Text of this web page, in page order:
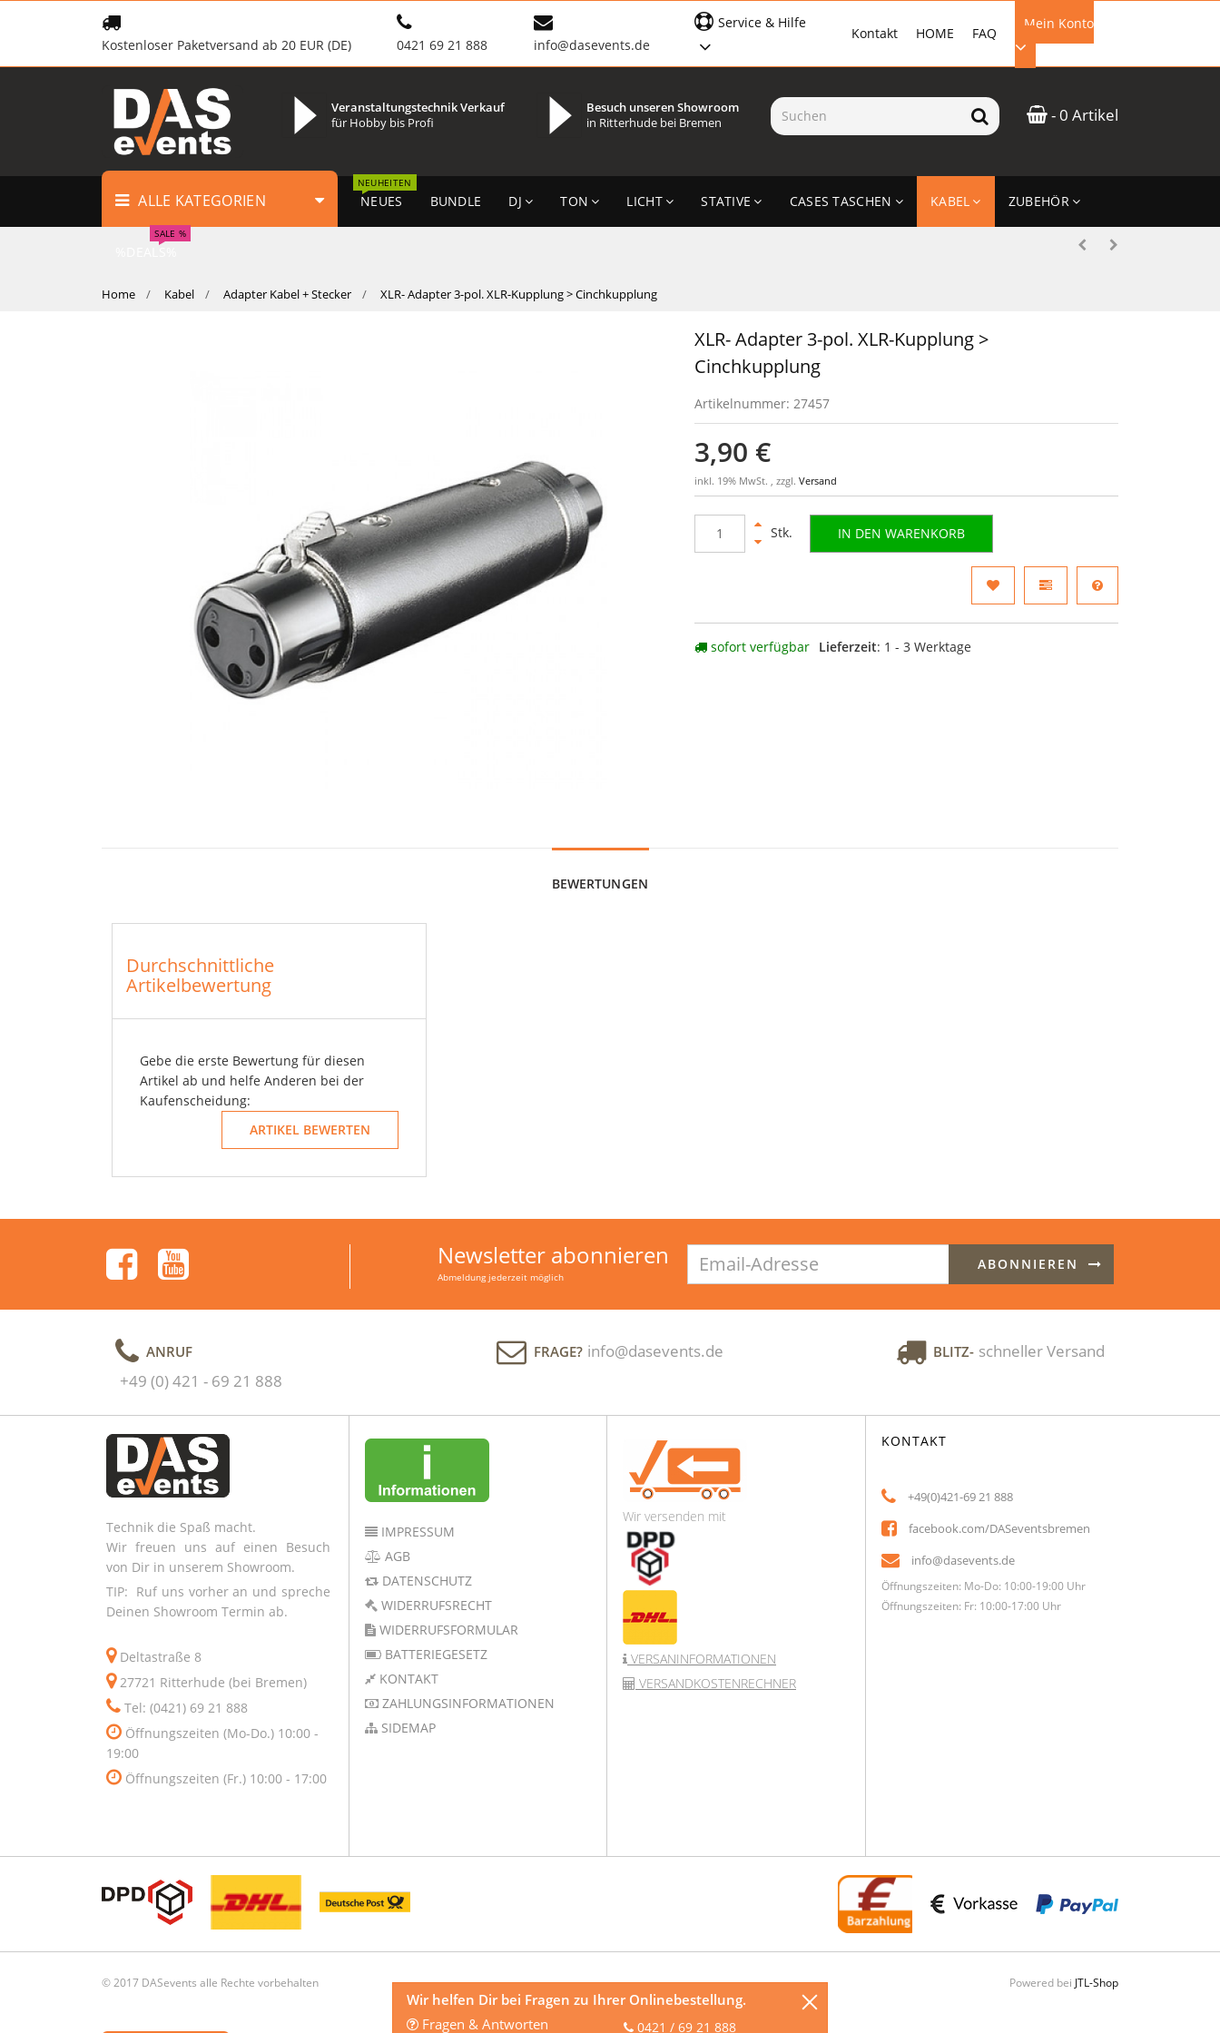
Kostenloser Paketversand ab 20 EUR (DE) 0421 69 21 888 info@dasevents.de
Mein Konto
EMAIL-ADRESSE
ANMELDEN
FAQ
HOME
Kontakt
Service & Hilfe
- 0 Artikel
Veranstaltungstechnik Verkauf
für Hobby bis Profi
Besuch unseren Showroom
in Ritterhude bei Bremen
ALLE KATEGORIEN NEUES
NEUHEITEN
BUNDLE DJ TON LICHT STATIVE CASES TASCHEN KABEL ZUBEHÖR
SALE %
Home Kabel Adapter Kabel + Stecker XLR- Adapter 3-pol. XLR-Kupplung > Cinchkupplung
XLR- Adapter 3-pol. XLR-Kupplung >
Cinchkupplung
Artikelnummer: 27457
3,90 €
inkl. 19% MwSt. , zzgl.Versand
Stk. IN DEN WARENKORB
sofort verfügbar Lieferzeit: 1 - 3 Werktage
BEWERTUNGEN
Durchschnittliche
Artikelbewertung
Gebe die erste Bewertung für diesen
Artikel ab und helfe Anderen bei der
Kaufenscheidung:
Newsletter abonnieren
Abmeldung jederzeit möglich
Adresse
ABONNIEREN
ANRUF
+49 (0) 421 - 69 21 888
FRAGE? info@dasevents.de BLITZ- schneller Versand
Technik die Spaß macht.
Wir freuen uns auf einen Besuch
von Dir in unserem Showroom.
TIP: Ruf uns vorher an und spreche
Deinen Showroom Termin ab.
Deltastraße 8
27721 Ritterhude (bei Bremen)
Tel: (0421) 69 21 888
Öffnungszeiten (Mo-Do.) 10:00 -
19:00
Öffnungszeiten (Fr.) 10:00 - 17:00
IMPRESSUM
AGB
DATENSCHUTZ
WIDERRUFSRECHT
WIDERRUFSFORMULAR
BATTERIEGESETZ
KONTAKT
ZAHLUNGSINFORMATIONEN
SIDEMAP
Wir versenden mit
VERSANINFORMATIONEN
VERSANDKOSTENRECHNER
KONTAKT
+49(0)421-69 21 888
facebook.com/DASeventsbremen
info@dasevents.de
Öffnungszeiten: Mo-Do: 10:00-19:00 Uhr
Öffnungszeiten: Fr: 10:00-17:00 Uhr
© 2017 DASevents alle Rechte vorbehalten Powered bei JTL-Shop
Wir helfen Dir bei Fragen zu Ihrer Onlinebestellung.
Fragen & Antworten
0421 / 69 21 888